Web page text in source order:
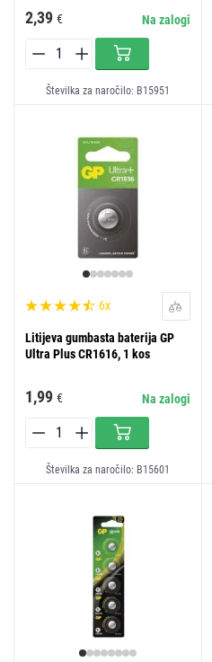
2,39 € Na zalogi
Številka za naročilo: B15951
6x
Litijeva gumbasta baterija GP
Ultra Plus CR1616, 1 kos
1,99 € Na zalogi
Številka za naročilo: B15601